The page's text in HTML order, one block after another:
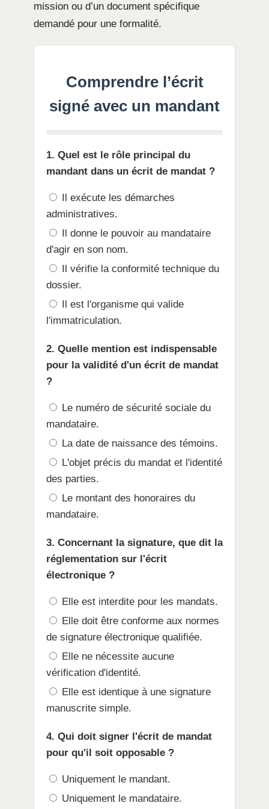
mission ou d’un document spécifique
demandé pour une formalité.
Comprendre l’écrit
signé avec un mandant
1. Quel est le rôle principal du
mandant dans un écrit de mandat ?
Il exécute les démarches
administratives.
Il donne le pouvoir au mandataire
d'agir en son nom.
Il vérifie la conformité technique du
dossier.
Il est l'organisme qui valide
l'immatriculation.
2. Quelle mention est indispensable
pour la validité d'un écrit de mandat
?
Le numéro de sécurité sociale du
mandataire.
La date de naissance des témoins.
L'objet précis du mandat et l'identité
des parties.
Le montant des honoraires du
mandataire.
3. Concernant la signature, que dit la
réglementation sur l'écrit
électronique ?
Elle est interdite pour les mandats.
Elle doit être conforme aux normes
de signature électronique qualifiée.
Elle ne nécessite aucune
vérification d'identité.
Elle est identique à une signature
manuscrite simple.
4. Qui doit signer l'écrit de mandat
pour qu'il soit opposable ?
Uniquement le mandant.
Uniquement le mandataire.